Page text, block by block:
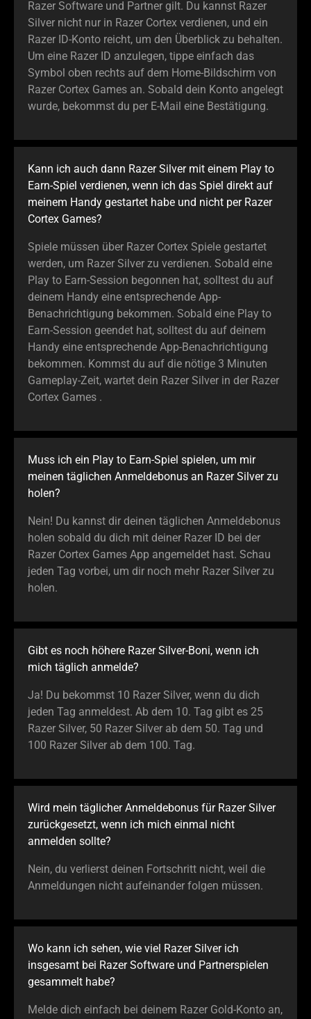
Razer Software und Partner gilt. Du kannst Razer
Silver nicht nur in Razer Cortex verdienen, und ein
Razer ID-Konto reicht, um den Überblick zu behalten.
Um eine Razer ID anzulegen, tippe einfach das
Symbol oben rechts auf dem Home-Bildschirm von
Razer Cortex Games an. Sobald dein Konto angelegt
wurde, bekommst du per E-Mail eine Bestätigung.
Kann ich auch dann Razer Silver mit einem Play to
Earn-Spiel verdienen, wenn ich das Spiel direkt auf
meinem Handy gestartet habe und nicht per Razer
Cortex Games?
Spiele müssen über Razer Cortex Spiele gestartet
werden, um Razer Silver zu verdienen. Sobald eine
Play to Earn-Session begonnen hat, solltest du auf
deinem Handy eine entsprechende App-
Benachrichtigung bekommen. Sobald eine Play to
Earn-Session geendet hat, solltest du auf deinem
Handy eine entsprechende App-Benachrichtigung
bekommen. Kommst du auf die nötige 3 Minuten
Gameplay-Zeit, wartet dein Razer Silver in der Razer
Cortex Games .
Muss ich ein Play to Earn-Spiel spielen, um mir
meinen täglichen Anmeldebonus an Razer Silver zu
holen?
Nein! Du kannst dir deinen täglichen Anmeldebonus
holen sobald du dich mit deiner Razer ID bei der
Razer Cortex Games App angemeldet hast. Schau
jeden Tag vorbei, um dir noch mehr Razer Silver zu
holen.
Gibt es noch höhere Razer Silver-Boni, wenn ich
mich täglich anmelde?
Ja! Du bekommst 10 Razer Silver, wenn du dich
jeden Tag anmeldest. Ab dem 10. Tag gibt es 25
Razer Silver, 50 Razer Silver ab dem 50. Tag und
100 Razer Silver ab dem 100. Tag.
Wird mein täglicher Anmeldebonus für Razer Silver
zurückgesetzt, wenn ich mich einmal nicht
anmelden sollte?
Nein, du verlierst deinen Fortschritt nicht, weil die
Anmeldungen nicht aufeinander folgen müssen.
Wo kann ich sehen, wie viel Razer Silver ich
insgesamt bei Razer Software und Partnerspielen
gesammelt habe?
Melde dich einfach bei deinem Razer Gold-Konto an,